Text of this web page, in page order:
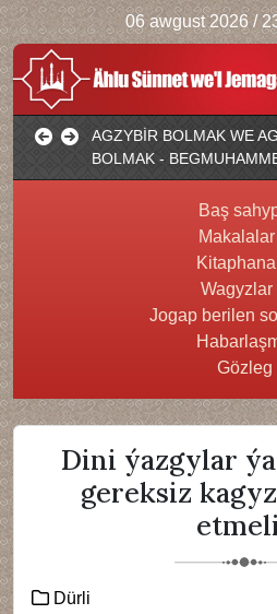
06 awgust 2026 /
AGZYBİR BOLMAK WE
BOLMAK -
Baş
Makalalar
Kitaphana
Wagyzlar
Jogap berilen
Gözleg
Dini ýazgylar
gereksiz
Dürli